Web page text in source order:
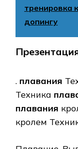
тренировка
допингу
. плавания
Техника
плавания
кролем